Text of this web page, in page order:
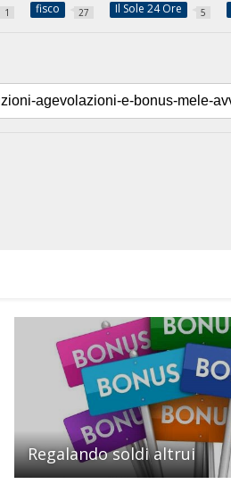
1 fisco 27 Il Sole 24 Ore 5
Regalando soldi altrui